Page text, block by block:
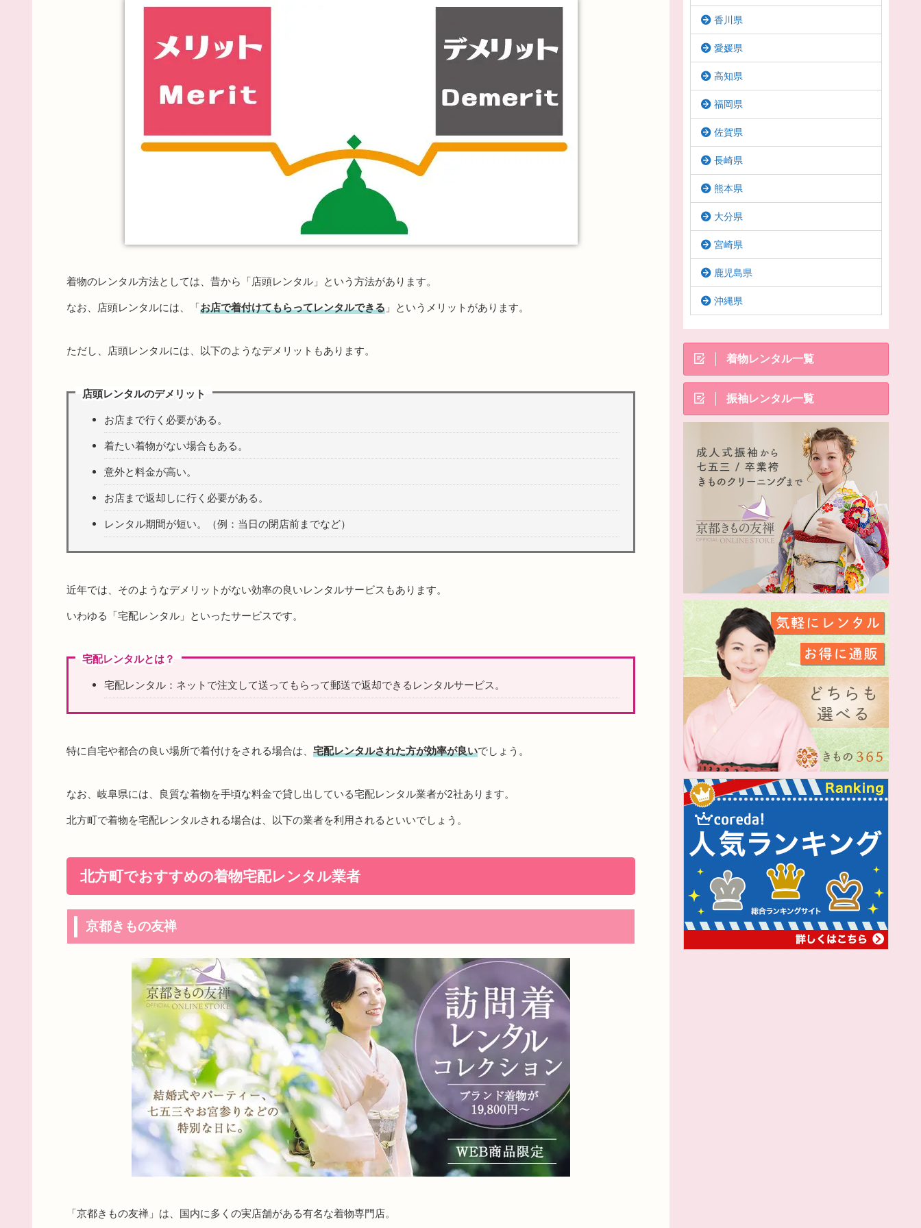
着物のレンタル方法としては、昔から「店頭レンタル」という方法があります。
なお、店頭レンタルには、「お店で着付けてもらってレンタルできる 」というメリットがあります。
ただし、店頭レンタルには、以下のようなデメリットもあります。
店頭レンタルのデメリット
お店まで行く必要がある。
着たい着物がない場合もある。
意外と料金が高い。
お店まで返却しに行く必要がある。
レンタル期間が短い。（例：当日の閉店前までなど）
近年では、そのようなデメリットがない効率の良いレンタルサービスもあります。
いわゆる「宅配レンタル」といったサービスです。
宅配レンタルとは？
宅配レンタル：ネットで注文して送ってもらって郵送で返却できるレンタルサービス。
特に自宅や都合の良い場所で着付けをされる場合は、 宅配レンタルされた方が効率が良いでしょう。
なお、岐阜県には、良質な着物を手頃な料金で貸し出している宅配レンタル業者が2社あります。
北方町で着物を宅配レンタルされる場合は、以下の業者を利用されるといいでしょう。
北方町でおすすめの着物宅配レンタル業者
京都きもの友禅
「京都きもの友禅」は、国内に多くの実店舗がある有名な着物専門店。
香川県
愛媛県
高知県
福岡県
佐賀県
長崎県
熊本県
大分県
宮崎県
鹿児島県
沖縄県
着物レンタル一覧
振袖レンタル一覧